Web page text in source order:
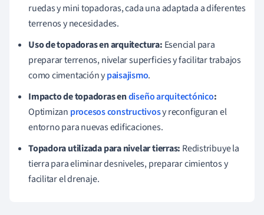
ruedas y mini topadoras, cada una adaptada a diferentes
terrenos y necesidades.
Uso de topadoras en arquitectura: Esencial para
preparar terrenos, nivelar superficies y facilitar trabajos
como cimentación ypaisajismo.
Impacto de topadoras endiseño arquitectónico:
Optimizan procesos constructivosy reconfiguran el
entorno para nuevas edificaciones.
Topadora utilizada para nivelar tierras: Redistribuye la
tierra para eliminar desniveles, preparar cimientos y
facilitar el drenaje.